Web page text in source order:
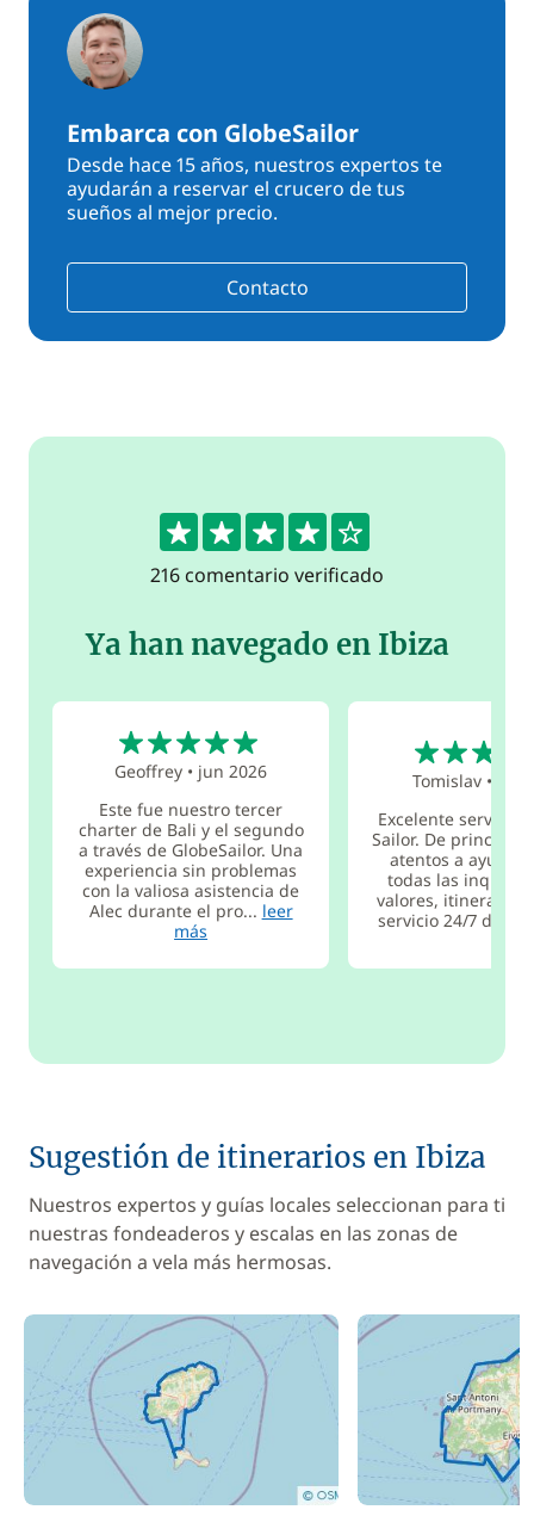
Embarca con GlobeSailor
Desde hace 15 años, nuestros expertos te
ayudarán a reservar el crucero de tus
sueños al mejor precio.
Contacto
4.3
216 comentario verificado
Ya han navegado en Ibiza
Geoffrey • jun 2026
Este fue nuestro tercer
charter de Bali y el segundo
a través de GlobeSailor. Una
experiencia sin problemas
con la valiosa asistencia de
Alec durante el pro... leer
más
Tomislav •
Excelente servicio
Sailor. De principio
atentos a
todas las
valores, itinerario,
servicio 24/7 de ...
Sugestión de itinerarios en Ibiza
Nuestros expertos y guías locales seleccionan para ti
nuestras fondeaderos y escalas en las zonas de
navegación a vela más hermosas.